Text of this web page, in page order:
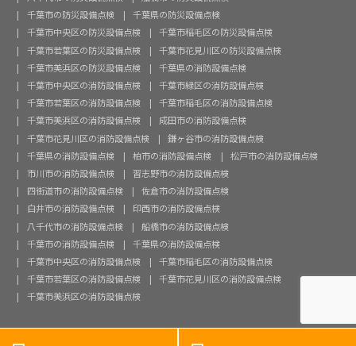
千葉市の防災設備点検
千葉県の防災設備点検
千葉市中央区の防災設備点検
千葉市稲毛区の防災設備点検
千葉市若葉区の防災設備点検
千葉市花見川区の防災設備点検
千葉市美浜区の防災設備点検
千葉県の消防設備点検
千葉市中央区の消防設備点検
千葉市緑区の消防設備点検
千葉市若葉区の消防設備点検
千葉市稲毛区の消防設備点検
千葉市美浜区の消防設備点検
成田市の消防設備点検
千葉市花見川区の消防設備点検
鎌ヶ谷市の消防設備点検
千葉県の消防設備点検
柏市の消防設備点検
松戸市の消防設備点検
市川市の消防設備点検
習志野市の消防設備点検
四街道市の消防設備点検
佐倉市の消防設備点検
白井市の消防設備点検
印西市の消防設備点検
八千代市の消防設備点検
船橋市の消防設備点検
千葉市の消防設備点検
千葉県の消防設備点検
千葉市中央区の消防設備点検
千葉市稲毛区の消防設備点検
千葉市若葉区の消防設備点検
千葉市花見川区の消防設備点検
千葉市美浜区の消防設備点検